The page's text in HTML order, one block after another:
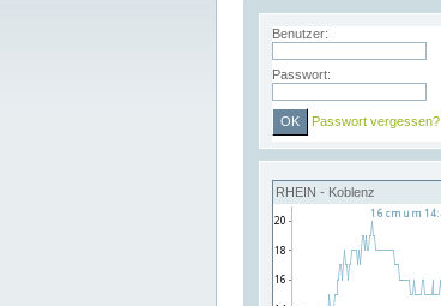
Benutzer:
Passwort:
Passwort vergessen?
RHEIN - Koblenz